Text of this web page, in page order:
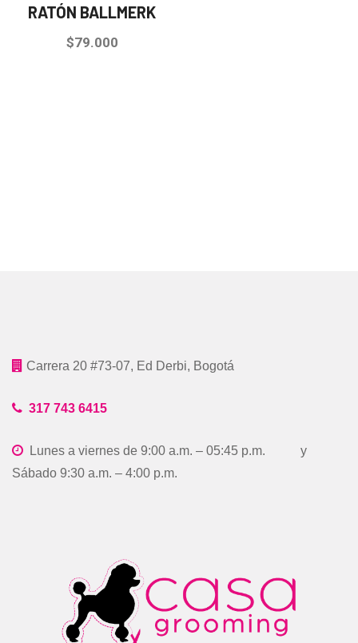
RATÓN BALLMERK
$79.000
Carrera 20 #73-07, Ed Derbi, Bogotá
317 743 6415
Lunes a viernes de 9:00 a.m. – 05:45 p.m. y
Sábado 9:30 a.m. – 4:00 p.m.